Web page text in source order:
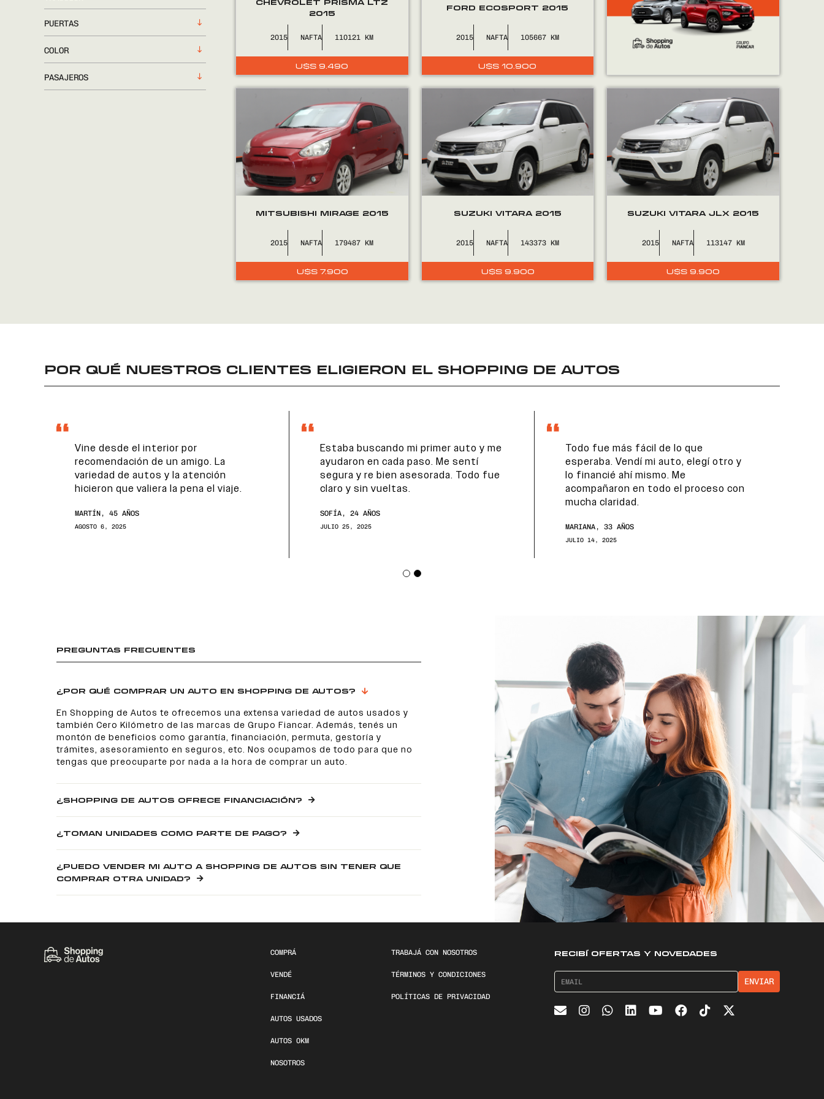
PUERTAS
COLOR
PASAJEROS
2015
2015 NAFTA 110121
U$S9.490
FORD ECOSPORT 2015
2015 NAFTA 105667
U$S10.900
MITSUBISHI MIRAGE 2015
2015 NAFTA 179487
U$S 7.900
SUZUKI VITARA 2015
2015 NAFTA 143373
U$S 9.900
SUZUKI VITARA JLX 2015
2015 NAFTA 113147
U$S9.900
POR QUÉ NUESTROS CLIENTES ELIGIERON EL SHOPPING DE AUTOS
Vine desde el interior por
recomendación de un amigo. La
variedad de autos y la atención
hicieron que valiera la pena el viaje.
MARTÍN, 45 AÑOS
AGOSTO 6, 2025
Estaba buscando mi primer auto y me
ayudaron en cada paso. Me sentí
segura y re bien asesorada. Todo fue
claro y sin vueltas.
SOFÍA, 24 AÑOS
JULIO 25, 2025
Todo fue más fácil de lo que
esperaba. Vendí mi auto, elegí otro y
lo financié ahí mismo. Me
acompañaron en todo el proceso con
mucha claridad.
MARIANA, 33 AÑOS
JULIO 14, 2025
PREGUNTAS FRECUENTES
¿POR QUÉ COMPRAR UN AUTO EN SHOPPING DE AUTOS?
En Shopping de Autos te ofrecemos una extensa variedad de autos usados y
también Cero Kilómetro de las marcas de Grupo Fiancar. Además, tenés un
montón de beneficios como garantía, financiación, permuta, gestoría y
trámites, asesoramiento en seguros, etc. Nos ocupamos de todo para que no
tengas que preocuparte por nada a la hora de comprar un auto.
¿SHOPPING DE AUTOS OFRECE FINANCIACIÓN?
¿TOMAN UNIDADES COMO PARTE DE PAGO?
¿PUEDO VENDER MI AUTO A SHOPPING DE AUTOS SIN TENER QUE
COMPRAR OTRA UNIDAD?
COMPRÁ
VENDÉ
FINANCIÁ
AUTOS USADOS
AUTOS 0KM
NOSOTROS
TRABAJÁ CON NOSOTROS
TÉRMINOS Y CONDICIONES
POLÍTICAS DE PRIVACIDAD
RECIBÍ OFERTAS Y NOVEDADES